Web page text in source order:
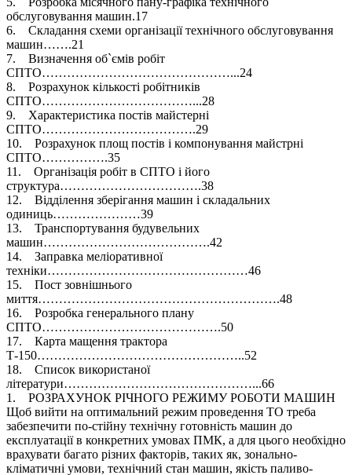
обслуговування машин.17
6. Складання схеми організації технічного обслуговування
машин…….21
7. Визначення об`ємів робіт
СПТО………………………………………...24
8. Розрахунок кількості робітників
СПТО………………………………...28
9. Характеристика постів майстерні
СПТО……………………………….29
10. Розрахунок площ постів і компонування майстрні
СПТО…………….35
11. Організація робіт в СПТО і його
структура…………………………….38
12. Відділення зберігання машин і складальних
одиниць…………………39
13. Транспортування будувельних
машин………………………………….42
14. Заправка меліоративної
техніки…………………………………………46
15. Пост зовнішнього
миття………………………………………………….48
16. Розробка генерального плану
СПТО…………………………………….50
17. Карта мащення трактора
Т-150…………………………………………..52
18. Список використаної
літератури………………………………………...66
1. РОЗРАХУНОК РІЧНОГО РЕЖИМУ РОБОТИ МАШИН
Щоб вийти на оптимальний режим проведення ТО треба
забезпечити по-стійну технічну готовність машин до
експлуатації в конкретних умовах ПМК, а для цього необхідно
врахувати багато різних факторів, таких як, зонально-
кліматичні умови, технічний стан машин, якість паливо-